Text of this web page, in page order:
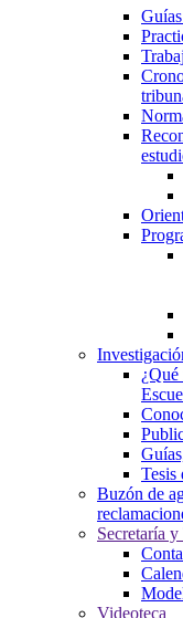
Tesis
Buzón de
Secretaría
Videoteca